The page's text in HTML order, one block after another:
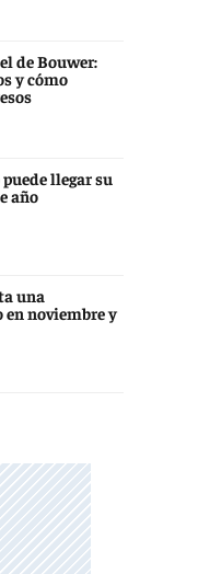
de Bouwer:
y cómo
llegar su
año
una
en noviembre y